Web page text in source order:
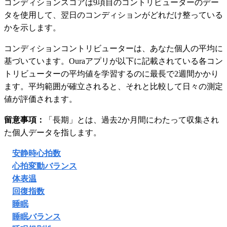
コンディションスコアは9項目のコントリビューターのデー
タを使用して、翌日のコンディションがどれだけ整っている
かを示します。
コンディションコントリビューターは、あなた個人の平均に
基づいています。Ouraアプリが以下に記載されている各コン
トリビューターの平均値を学習するのに最長で2週間かかり
ます。平均範囲が確立されると、それと比較して日々の測定
値が評価されます。
留意事項：
「長期」とは、過去2か月間にわたって収集され
た個人データを指します。
安静時心拍数
心拍変動バランス
体表温
回復指数
睡眠
睡眠バランス